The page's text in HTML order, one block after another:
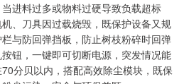
进料过多或物料过硬导致负载超标
、刀具因过载烧毁，既保护设备又规
与防回弹挡板，防止树枝粉碎时回弹
钮，一键即可切断电源，突发情况能
分贝以内，搭配高效除尘模块，既保